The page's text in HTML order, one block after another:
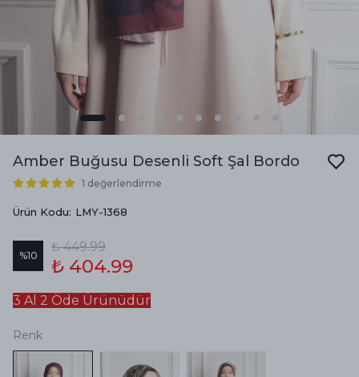
Amber Buğusu Desenli Soft Şal Bordo
1 değerlendirme
Ürün Kodu: LMY-1368
%10
₺ 449.99
₺ 404.99
3 Al 2 Öde Ürünüdür
Renk